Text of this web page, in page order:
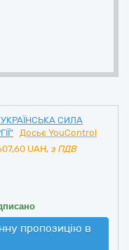
СИЛА
Досьє YouControl
UAH, з ПДВ
пропозицію в